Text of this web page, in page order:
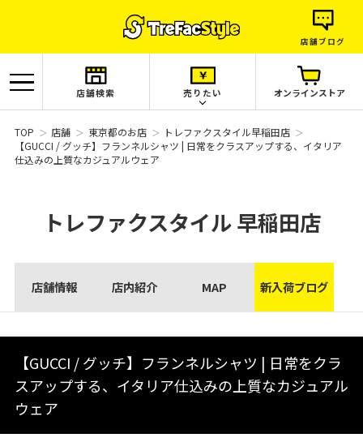
店舗ブログ
店舗検索 売りたい オンラインストア
TOP 店舗 東京都のお店
トレファクスタイル早稲田店
【GUCCI / グッチ】フランネルシャツ | 日常をクラスアップする、イタリア
仕込みの上質なカジュアルウェア
トレファクスタイル早稲田店
店舗情報 店内紹介 MAP 新入荷ブログ
【GUCCI / グッチ】フランネルシャツ | 日常をクラ
スアップする、イタリア仕込みの上質なカジュアル
ウェア